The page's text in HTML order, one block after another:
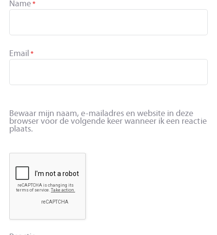
Name*
Email *
Bewaar mijn naam, e-mailadres en website in deze
browser voor de volgende keer wanneer ik een reactie
plaats.